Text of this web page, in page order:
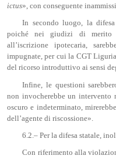
ictus», con conseguente
In secondo luogo, la
poiché nei giudizi di merito
all’iscrizione ipotecaria,
impugnate, per cui la CGT
del ricorso introduttivo ai sensi
Infine, le questioni
non invocherebbe un intervento
oscuro e indeterminato,
dell’agente di riscossione».
6.2.– Per la difesa statale,
Con riferimento alla